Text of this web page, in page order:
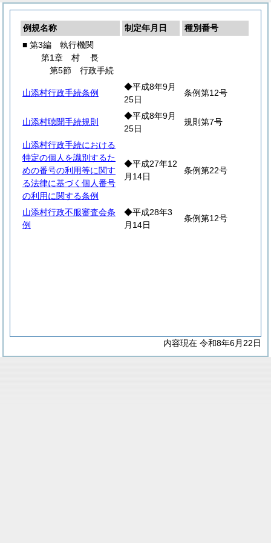
例規名称 制定年月日
種別番号
■ 第3編 執行機関
第1章 村長
第5節 行政手続
山添村行政手続条例
◆平成8年9月
25日
条例第12号
山添村聴聞手続規則
◆平成8年9月
25日
規則第7号
山添村行政手続における
特定の個人を識別するた
めの番号の利用等に関す
る法律に基づく個人番号
の利用に関する条例
◆平成27年12
月14日
条例第22号
山添村行政不服審査会条
例
◆平成28年3
月14日
条例第12号
内容現在 令和8年6月22日